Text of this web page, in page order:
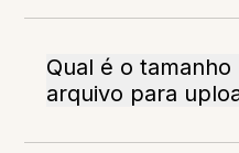
Qual é o tamanho
arquivo para